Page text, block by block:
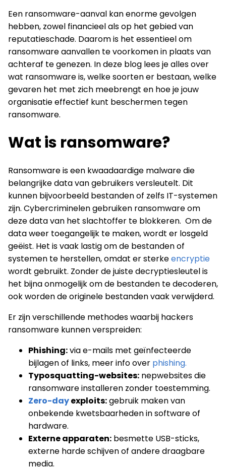
Een ransomware-aanval kan enorme gevolgen
hebben, zowel financieel als op het gebied van
reputatieschade. Daarom is het essentieel om
ransomware aanvallen te voorkomen in plaats van
achteraf te genezen. In deze blog lees je alles over
wat ransomware is, welke soorten er bestaan, welke
gevaren het met zich meebrengt en hoe je jouw
organisatie effectief kunt beschermen tegen
ransomware.
Wat is ransomware?
Ransomware is een kwaadaardige malware die
belangrijke data van gebruikers versleutelt. Dit
kunnen bijvoorbeeld bestanden of zelfs IT-systemen
zijn. Cybercriminelen gebruiken ransomware om
deze data van het slachtoffer te blokkeren. Om de
data weer toegangelijk te maken, wordt er losgeld
geëist. Het is vaak lastig om de bestanden of
systemen te herstellen, omdat er sterkeencryptie
wordt gebruikt. Zonder de juiste decryptiesleutel is
het bijna onmogelijk om de bestanden te decoderen,
ook worden de originele bestanden vaak verwijderd.
Er zijn verschillende methodes waarbij hackers
ransomware kunnen verspreiden:
Phishing:via e-mails met geïnfecteerde
bijlagen of links, meer info over phishing.
Typosquatting-websites: nepwebsites die
ransomware installeren zonder toestemming.
Zero-dayexploits:gebruik maken van
onbekende kwetsbaarheden in software of
hardware.
Externe apparaten: besmette USB-sticks,
externe harde schijven of andere draagbare
media.